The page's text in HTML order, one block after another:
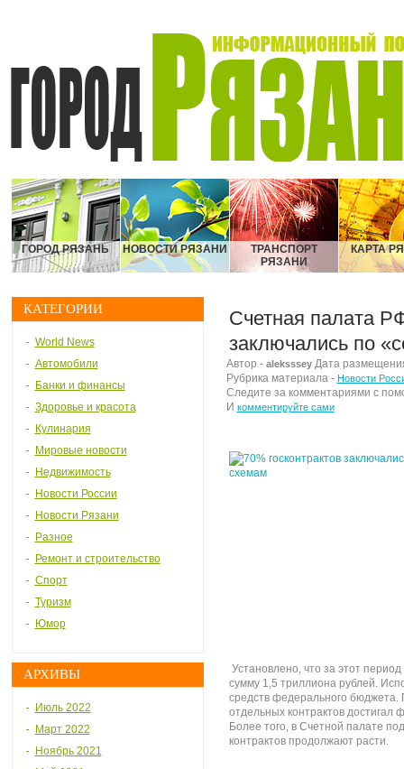
ГОРОД РЯЗАНЬ НОВОСТИ РЯЗАНИ
ТРАНСПОРТ
РЯЗАНИ
КАРТА
КАТЕГОРИИ
World News
Автомобили
Банки и финансы
Здоровье и красота
Кулинария
Мировые новости
Недвижимость
Новости России
Новости Рязани
Разное
Ремонт и строительство
Спорт
Туризм
Юмор
АРХИВЫ
Июль 2022
Март 2022
Ноябрь 2021
Счетная палата
заключались по
Автор - alekssseyДата размещения
Рубрика материала - Новости
Следите за комментариями с
И комментируйте сами
Установлено, что за этот
сумму 1,5 триллиона рублей.
средств федерального бюджета.
отдельных контрактов
Более того, в Счетной палате
контрактов продолжают расти.